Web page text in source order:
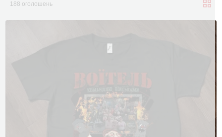
188 оголошень